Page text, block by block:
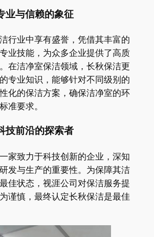
业与信赖的象征
行业中享有盛誉，凭借其丰富的
业技能，为众多企业提供了高质
在洁净室保洁领域，长秋保洁更
专业知识，能够针对不同级别的
化的保洁方案，确保洁净室的环
准要求。
技前沿的探索者
家致力于科技创新的企业，深知
发与生产的重要性。为保障其洁
佳状态，视涯公司对保洁服务提
谨慎，最终认定长秋保洁是最佳